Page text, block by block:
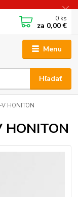
Menu
Hľadať
0 ks
za 0,00 €
V HONITON
HONITON